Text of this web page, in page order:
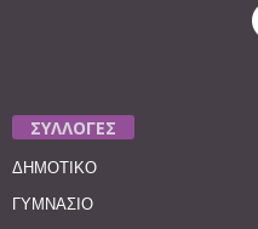
ΣΥΛΛΟΓΕΣ
ΔΗΜΟΤΙΚΟ
ΓΥΜΝΑΣΙΟ